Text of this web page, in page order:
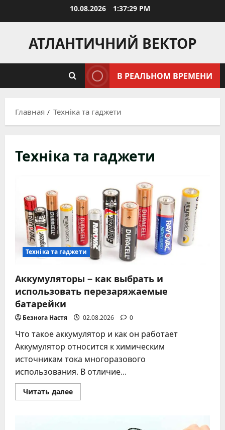
10.08.2026 1:37:31 PM
АТЛАНТИЧНИЙ ВЕКТОР
В РЕАЛЬНОМ ВРЕМЕНИ
Главная Техніка та гаджети
Техніка та гаджети
Техніка та гаджети
Аккумуляторы – как выбрать и
использовать перезаряжаемые
батарейки
Безнога Настя 02.08.2026 0
Что такое аккумулятор и как он работает
Аккумулятор относится к химическим
источникам тока многоразового
использования. В отличие...
Читать далееПрочитать
больше